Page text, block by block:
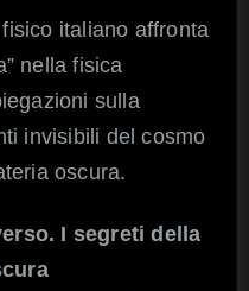
italiano affronta
nella fisica
sulla
invisibili del cosmo
oscura.
I segreti della